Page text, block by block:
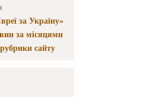
за Україну»
за місяцями
сайту